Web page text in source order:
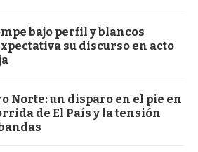
bajo perfil y blancos
su discurso en acto
Norte: un disparo en el pie en
de El País y la tensión